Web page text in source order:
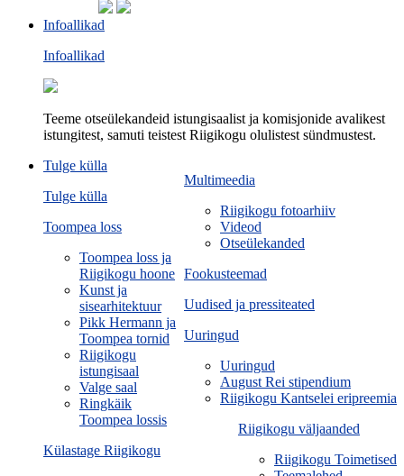
Infoallikad
Infoallikad
Teeme otseülekandeid istungisaalist ja komisjonide avalikest
istungitest, samuti teistest Riigikogu olulistest sündmustest.
Multimeedia
Riigikogu fotoarhiiv
Videod
Otseülekanded
Fookusteemad
Uudised ja pressiteated
Uuringud
Uuringud
August Rei stipendium
Riigikogu Kantselei eripreemia
Riigikogu väljaanded
Riigikogu Toimetised
Tulge külla
Tulge külla
Toompea loss
Toompea loss ja
Riigikogu hoone
Kunst ja
sisearhitektuur
Pikk Hermann ja
Toompea tornid
Riigikogu
istungisaal
Valge saal
Ringkäik
Toompea lossis
Külastage Riigikogu